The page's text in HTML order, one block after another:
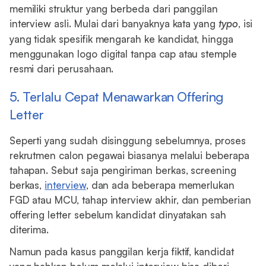
memiliki struktur yang berbeda dari panggilan
interview asli. Mulai dari banyaknya kata yang typo, isi
yang tidak spesifik mengarah ke kandidat, hingga
menggunakan logo digital tanpa cap atau stemple
resmi dari perusahaan.
5. Terlalu Cepat Menawarkan Offering
Letter
Seperti yang sudah disinggung sebelumnya, proses
rekrutmen calon pegawai biasanya melalui beberapa
tahapan. Sebut saja pengiriman berkas, screening
berkas, interview, dan ada beberapa memerlukan
FGD atau MCU, tahap interview akhir, dan pemberian
offering letter sebelum kandidat dinyatakan sah
diterima.
Namun pada kasus panggilan kerja fiktif, kandidat